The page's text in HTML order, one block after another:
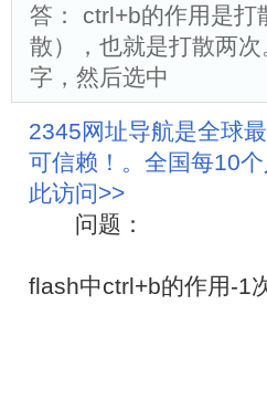
答： ctrl+b的作用是打
散），也就是打散两
字，然后选中
2345网址导航是全球
可信赖！。全国每10
此访问>>
问题：
flash中ctrl+b的作用-1